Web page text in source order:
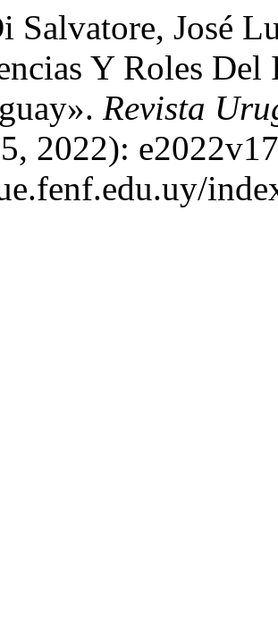
Salvatore, José
Y Roles
Revista
2022):